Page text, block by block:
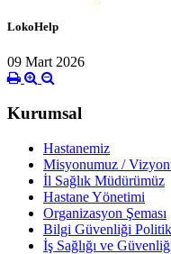
LokoHelp
09 Mart 2026
Kurumsal
Hastanemiz
Misyonumuz /
İl Sağlık Müdürümüz
Hastane Yönetimi
Organizasyon Şeması
Bilgi Güvenliği
İş Sağlığı ve